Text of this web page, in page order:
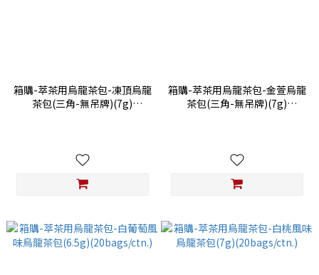
箱購-萃茶用烏龍茶包-凍頂烏龍
茶包(三角-無吊牌)(7g)
箱購-萃茶用烏龍茶包-金萱烏龍
茶包(三角-無吊牌)(7g)